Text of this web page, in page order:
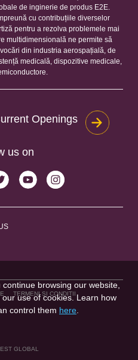
de inginerie de produs E2E.
cu contribuțiile diverselor
pentru a rezolva problemele mai
multidimensională ne permite să
din industria aerospațială, de
medicală, dispozitive medicale,
Openings
us on
TERMENI ȘI CONDIȚII
GLOBAL
browsing our website,
use of cookies. Learn how
control them here